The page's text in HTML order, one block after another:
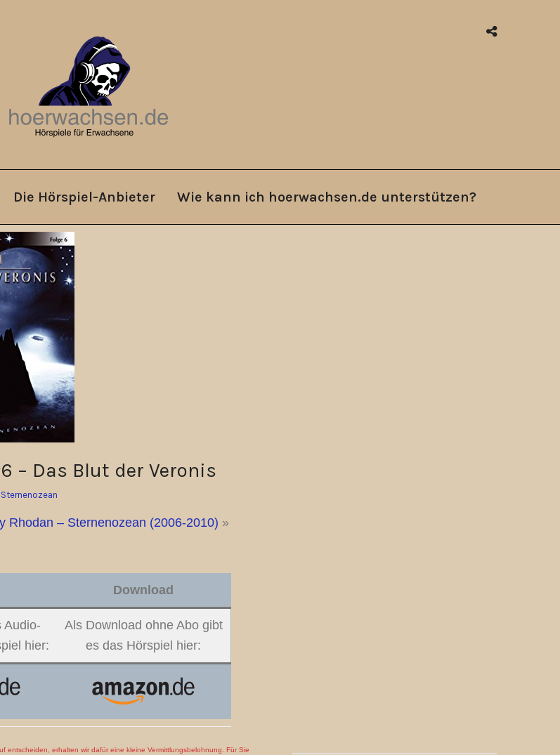
Die Hörspiel-Anbieter Wie kann ich hoerwachsen.de unterstützen?
– Das Blut der Veronis
Rhodan – Sternenozean (2006-2010) »
Download
Audio-
hier:
Als Download ohne Abo gibt
es das Hörspiel hier:
entscheiden, erhalten wir dafür eine kleine Vermittlungsbelohnung. Für Sie